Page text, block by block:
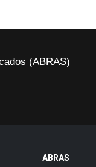
(ABRAS)
ABRAS